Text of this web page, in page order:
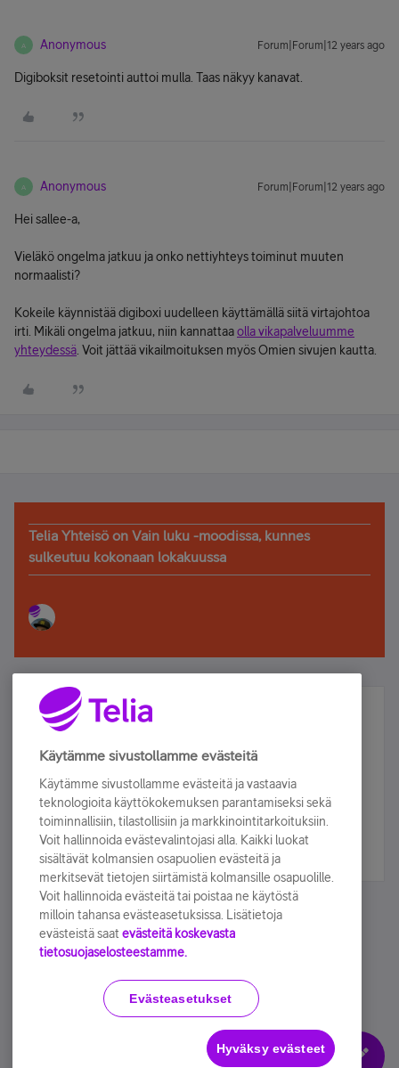
A Anonymous Forum|Forum|12 years ago
Digiboksit resetointi auttoi mulla. Taas näkyy kanavat.
A Anonymous Forum|Forum|12 years ago
Hei sallee-a,
Vieläkö ongelma jatkuu ja onko nettiyhteys toiminut muuten
normaalisti?
Kokeile käynnistää digiboxi uudelleen käyttämällä siitä virtajohtoa
irti. Mikäli ongelma jatkuu, niin kannattaaolla vikapalveluumme
yhteydessä . Voit jättää vikailmoituksen myös Omien sivujen kautta.
Telia Yhteisö on Vain luku -moodissa, kunnes
sulkeutuu kokonaan lokakuussa
Älä jää paitsi – osallistu ja voita!
Tilaa Telian uutiskirje ja olet mukana arvonnassa.
sähköpostiisi.
Tilaa nyt
Käyttöehdot Accessibility statement
Evästeasetukset
Käytämme sivustollamme evästeitä
Käytämme sivustollamme evästeitä ja vastaavia
teknologioita käyttökokemuksen parantamiseksi sekä
toiminnallisiin, tilastollisiin ja markkinointitarkoituksiin.
Voit hallinnoida evästevalintojasi alla. Kaikki luokat
sisältävät kolmansien osapuolien evästeitä ja
merkitsevät tietojen siirtämistä kolmansille osapuolille.
Voit hallinnoida evästeitä tai poistaa ne käytöstä
milloin tahansa evästeasetuksissa. Lisätietoja
evästeistä saat evästeitä koskevasta
tietosuojaselosteestamme.
Evästeasetukset
Hyväksy evästeet